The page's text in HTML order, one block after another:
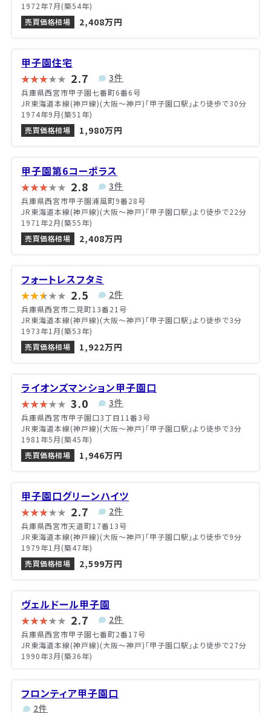
1972年7月(築54年)
売買価格相場
2,408万円
甲子園住宅
2.7 3件
兵庫県西宮市甲子園七番町6番6号
JR東海道本線(神戸線)(大阪～神戸)「甲子園口駅」より徒歩で30分
1974年9月(築51年)
売買価格相場
1,980万円
甲子園第6コーポラス
2.8 3件
兵庫県西宮市甲子園浦風町9番28号
JR東海道本線(神戸線)(大阪～神戸)「甲子園口駅」より徒歩で22分
1971年2月(築55年)
売買価格相場
2,408万円
フォートレスフタミ
2.5 2件
兵庫県西宮市二見町13番21号
JR東海道本線(神戸線)(大阪～神戸)「甲子園口駅」より徒歩で3分
1973年1月(築53年)
売買価格相場
1,922万円
ライオンズマンション甲子園口
3.0 3件
兵庫県西宮市甲子園口3丁目11番3号
JR東海道本線(神戸線)(大阪～神戸)「甲子園口駅」より徒歩で3分
1981年5月(築45年)
売買価格相場
1,946万円
甲子園口グリーンハイツ
2.7 2件
兵庫県西宮市天道町17番13号
JR東海道本線(神戸線)(大阪～神戸)「甲子園口駅」より徒歩で9分
1979年1月(築47年)
売買価格相場
2,599万円
ヴェルドール甲子園
2.7 2件
兵庫県西宮市甲子園七番町2番17号
JR東海道本線(神戸線)(大阪～神戸)「甲子園口駅」より徒歩で27分
1990年3月(築36年)
フロンティア甲子園口
2件